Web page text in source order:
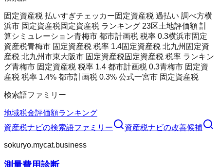
固定資産税 払いすぎチェッカー固定資産税 過払い 調べ方横
浜市 固定資産税固定資産税 ランキング 23区土地評価額 計
算シミュレーション青梅市 都市計画税 税率 0.3横浜市固定
資産税青梅市 固定資産税 税率 1.4固定資産税 北九州 固定資
産税 北九州市東大阪市 固定資産税固定資産税 税率 ランキン
グ青梅市 固定資産税 税率 1.4 都市計画税 0.3青梅市 固定資
産税 税率 1.4% 都市計画税 0.3% 公式一宮市 固定資産税
検索語ファミリー
地域税金評価額ランキング
資産税ナビの検索語ファミリー 資産税ナビの改善候補
sokuryo.mycat.business
測量費用診断